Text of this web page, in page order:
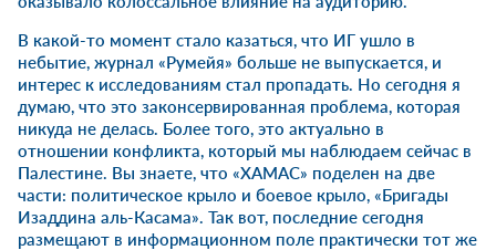
В какой-то момент стало казаться, что ИГ ушло в
небытие, журнал «Румейя» больше не выпускается, и
интерес к исследованиям стал пропадать. Но сегодня я
думаю, что это законсервированная проблема, которая
никуда не делась. Более того, это актуально в
отношении конфликта, который мы наблюдаем сейчас в
Палестине. Вы знаете, что «ХАМАС» поделен на две
части: политическое крыло и боевое крыло, «Бригады
Изаддина аль-Касама». Так вот, последние сегодня
размещают в информационном поле практически тот же